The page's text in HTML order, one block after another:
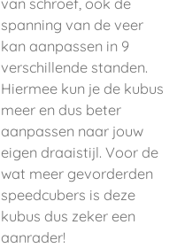
van schroef, ook de
spanning van de veer
kan aanpassen in 9
verschillende standen.
Hiermee kun je de kubus
meer en dus beter
aanpassen naar jouw
eigen draaistijl. Voor de
wat meer gevorderden
speedcubers is deze
kubus dus zeker een
aanrader!